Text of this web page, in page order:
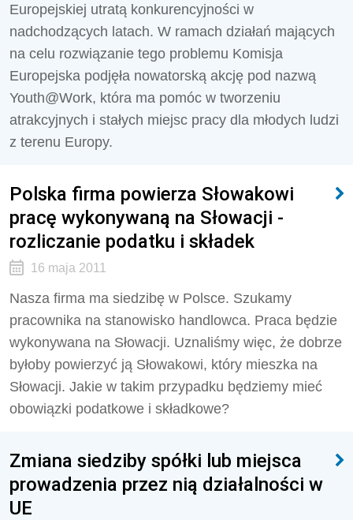
Europejskiej utratą konkurencyjności w
nadchodzących latach. W ramach działań mających
na celu rozwiązanie tego problemu Komisja
Europejska podjęła nowatorską akcję pod nazwą
Youth@Work, która ma pomóc w tworzeniu
atrakcyjnych i stałych miejsc pracy dla młodych ludzi
z terenu Europy.
Polska firma powierza Słowakowi
pracę wykonywaną na Słowacji -
rozliczanie podatku i składek
16 maja 2011
Nasza firma ma siedzibę w Polsce. Szukamy
pracownika na stanowisko handlowca. Praca będzie
wykonywana na Słowacji. Uznaliśmy więc, że dobrze
byłoby powierzyć ją Słowakowi, który mieszka na
Słowacji. Jakie w takim przypadku będziemy mieć
obowiązki podatkowe i składkowe?
Zmiana siedziby spółki lub miejsca
prowadzenia przez nią działalności w
UE